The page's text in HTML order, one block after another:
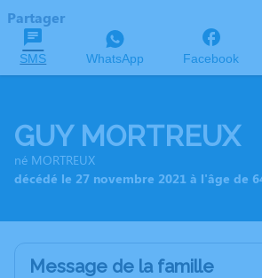
Partager
SMS WhatsApp Facebook
GUY MORTREUX
né MORTREUX
décédé le 27 novembre 2021 à l'âge de
Message de la famille